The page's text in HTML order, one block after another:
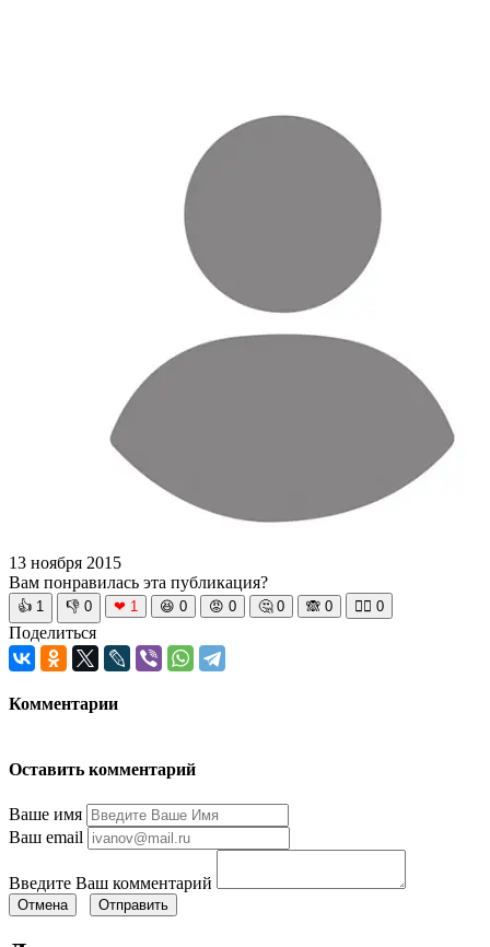
13 ноября 2015
Вам понравилась эта публикация?
👍 1 👎 0 ❤ 1 😆 0 😡 0 🤔 0 🙈 0 🧘‍♀️ 0
Поделиться
Комментарии
Оставить комментарий
Ваше имя
Ваш email
Введите Ваш комментарий
Отмена Отправить